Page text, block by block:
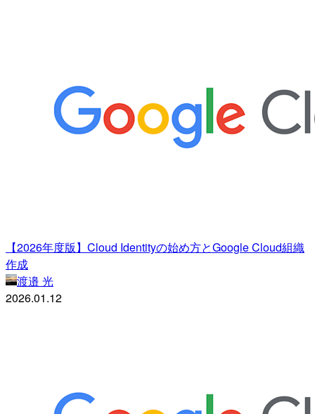
【2026年度版】Cloud Identityの始め方とGoogle Cloud組織
作成
渡邉 光
2026.01.12